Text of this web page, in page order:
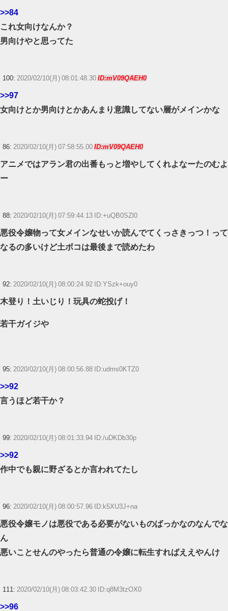
>>84
これ女向けなんか？
男向けやと思ってた
100: 2020/02/10(月) 08:01:48.30 ID:mV09QAEH0
>>97
女向けとか男向けとかあんまり意識してない層がメインかな
86: 2020/02/10(月) 07:58:55.00 ID:mV09QAEH0
アニメではアラン君の出番もっと増やしてくれよなーたのむよ
ー
88: 2020/02/10(月) 07:59:44.13 ID:+uQB0SZl0
悪役令嬢物って女メインなせいか読んでてくっさきっつ！って
なるの多いけど土ボコは最後まで読めたわ
92: 2020/02/10(月) 08:00:24.92 ID:YSzk+ouy0
木登り！土いじり！玩具の蛇投げ！
若干ガイジや
95: 2020/02/10(月) 08:00:56.88 ID:udms0KTZ0
>>92
言うほど若干か？
99: 2020/02/10(月) 08:01:33.94 ID:/uDKDb30p
>>92
作中でも親に野ざるとか言われてたし
96: 2020/02/10(月) 08:00:57.96 ID:k5XU3J+na
悪役令嬢モノは悪役である必要がないものばっかなのなんでな
ん
悪いことせんのやったら普通の令嬢に転生すればええやんけ
111: 2020/02/10(月) 08:03:42.30 ID:q8M3tzOX0
>>96